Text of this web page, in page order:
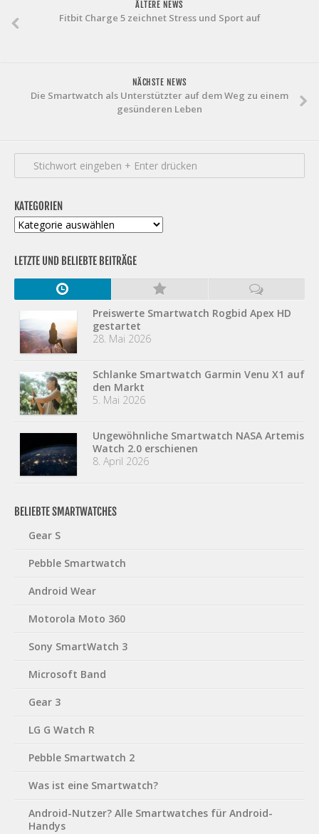
ÄLTERE NEWS
Fitbit Charge 5 zeichnet Stress und Sport auf
NÄCHSTE NEWS
Die Smartwatch als Unterstützter auf dem Weg zu einem
gesünderen Leben
KATEGORIEN
Kategorien
LETZTE UND BELIEBTE BEITRÄGE
Preiswerte Smartwatch Rogbid Apex HD
gestartet
28. Mai 2026
Schlanke Smartwatch Garmin Venu X1 auf
den Markt
5. Mai 2026
Ungewöhnliche Smartwatch NASA Artemis
Watch 2.0 erschienen
8. April 2026
BELIEBTE SMARTWATCHES
Gear S
Pebble Smartwatch
Android Wear
Motorola Moto 360
Sony SmartWatch 3
Microsoft Band
Gear 3
LG G Watch R
Pebble Smartwatch 2
Was ist eine Smartwatch?
Android-Nutzer? Alle Smartwatches für Android-
Handys